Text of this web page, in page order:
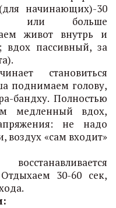
начинающих)-30
или больше
живот внутрь и
вдох пассивный, за
становиться
поднимаем голову,
бандху. Полностью
медленный вдох,
не надо
воздух «сам входит»
30-60 сек,